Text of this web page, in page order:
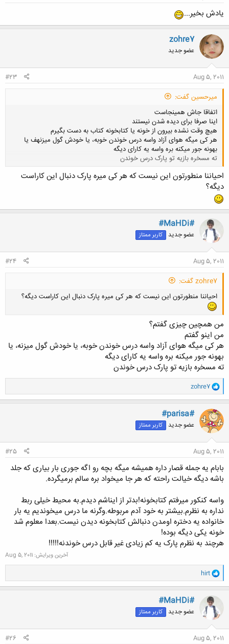
یادش بخیر...
zohre7
عضو جدید
Aug 5, 2011
#23
میرحسین گفت:
اتفاقا جاش همینجاست
اینا صرفا برای دیده شدن نیستند
هیچ وقت نشده بیرون از خونه یا کتابخونه کتاب به دست بگیرم
هر کی میگه هوای آزاد واسه درس خوندن خوبه، یا خودش گول میزنهف یا
بهونه جور میکنه بره واسه یه کارای دیگه
ته مسخره بازیه تو پارک درس خوندن
کلیک کنید تا باز شود...
احیاننا منطورتون این نیست که هر کی میره پارک دنبال این کاراست
دیگه؟
#MaHDi#
عضو جدید کاربر ممتاز
Aug 5, 2011
#24
zohre7 گفت:
احیاننا منطورتون این نیست که هر کی میره پارک دنبال این کاراست دیگه؟
من همچین چیزی گفتم؟
من اینو گفتم
هر کی میگه هوای آزاد واسه درس خوندن خوبه، یا خودش گول میزنه، یا
بهونه جور میکنه بره واسه یه کارای دیگه
ته مسخره بازیه تو پارک درس خوندن
و
ا
ک
ن
ش
ه
ا
zohre7
#parisa#
عضو جدید کاربر ممتاز
Aug 5, 2011
#25
بابام یه جمله قصار داره همیشه میگه بچه رو اگه جوری بار بیاری که جلد
باشه دیگه خیالت راحته که هر جا میخواد بره سالم برمیگرده.
واسه کنکور میرفتم کتابخونه!بدتر از ایناشم دیدم.به محیط خیلی ربط
نداره به نظرم.بیشتر به خود آدم مربوطه.وگرنه ما درس میخوندیم یه بار
خانواده یه دختره اومدن دنبالش کتابخونه دیدن نیست.بعدا معلوم شد
خونه یکی دیگه بوده!
هرچند به نظرم پارک یه کم زیادی غیر قابل درس خوندنه!!!!!
آخرین ویرایش: Aug 5, 2011
و
ا
ک
ن
ش
ه
hirt
#MaHDi#
عضو جدید کاربر ممتاز
Aug 5, 2011
#26